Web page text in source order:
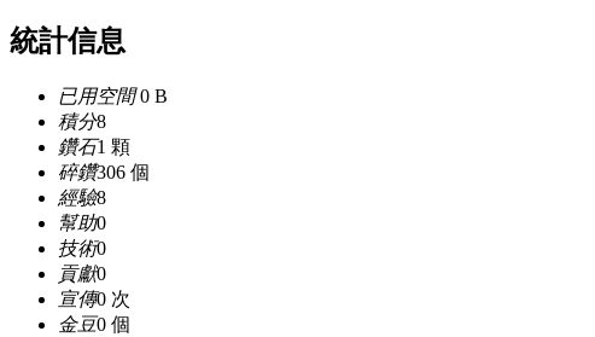
統計信息
已用空間0 B
積分8
鑽石1 顆
碎鑽306 個
經驗8
幫助0
技術0
貢獻0
宣傳0 次
金豆0 個